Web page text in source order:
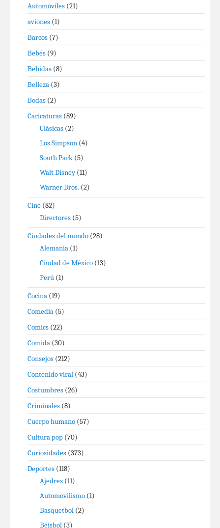
Automóviles (21)
aviones (1)
Barcos (7)
Bebés (9)
Bebidas (8)
Belleza (3)
Bodas (2)
Caricaturas (89)
Clásicas (2)
Los Simpson (4)
South Park (5)
Walt Disney(11)
Warner Bros. (2)
Cine (82)
Directores (5)
Ciudades del mundo (28)
Alemania (1)
Ciudad de México (13)
Perú (1)
Cocina (19)
Comedia (5)
Comics (22)
Comida (30)
Consejos (212)
Contenido viral (43)
Costumbres (26)
Criminales (8)
Cuerpo humano (57)
Cultura pop (70)
Curiosidades (373)
Deportes (118)
Ajedrez (11)
Automovilismo (1)
Basquetbol (2)
Béisbol (3)